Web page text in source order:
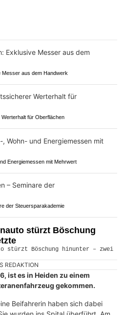
aus dem Handwerk
für Oberflächen
Energiemessen mit Mehrwert
der Steuersparakademie
stürzt Böschung
REDAKTION
ist es in Heiden zu einem
gekommen.
Beifahrerin haben sich dabei